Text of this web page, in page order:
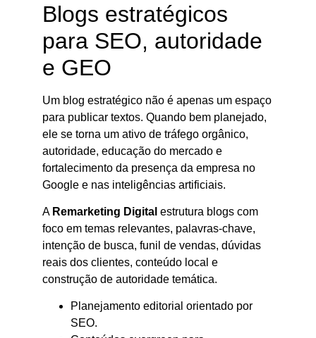
Blogs estratégicos
para SEO, autoridade
e GEO
Um blog estratégico não é apenas um espaço
para publicar textos. Quando bem planejado,
ele se torna um ativo de tráfego orgânico,
autoridade, educação do mercado e
fortalecimento da presença da empresa no
Google e nas inteligências artificiais.
A Remarketing Digital estrutura blogs com
foco em temas relevantes, palavras-chave,
intenção de busca, funil de vendas, dúvidas
reais dos clientes, conteúdo local e
construção de autoridade temática.
Planejamento editorial orientado por
SEO.